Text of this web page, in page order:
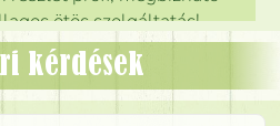
ötös szolgáltatás!
Mónika
kérdések